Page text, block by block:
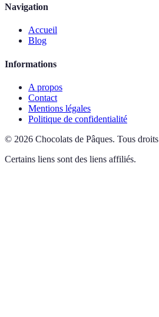
Navigation
Accueil
Blog
Informations
A propos
Contact
Mentions légales
Politique de confidentialité
© 2026 Chocolats de Pâques. Tous
Certains liens sont des liens affiliés.